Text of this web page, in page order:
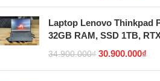
Laptop Lenovo Thinkpad
32GB RAM, SSD 1TB,
34.900.000₫ 30.900.000₫